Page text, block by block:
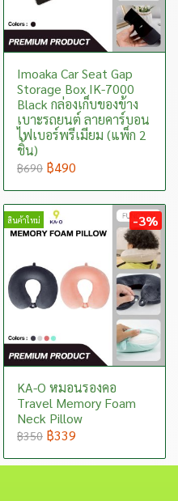
Imoaka Car Seat Gap
Storage Box IK-7000
Black กล่องเก็บของข้าง
เบาะรถยนต์ ลายคาร์บอน
ไฟเบอร์พรีเมียม (แพ็ก 2
ชิ้น)
฿690 ฿490
สินค้าใหม่ -3%
KA-O หมอนรองคอ
Travel Memory Foam
Neck Pillow
฿350 ฿339